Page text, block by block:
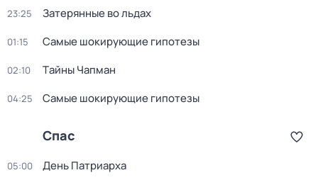
23:25 Затерянные во льдах
01:15 Самые шoкиpующие гипотезы
02:10 Тaйны Чапман
04:25 Самые шoкиpующие гипотезы
Спас
05:00 День Патриарха